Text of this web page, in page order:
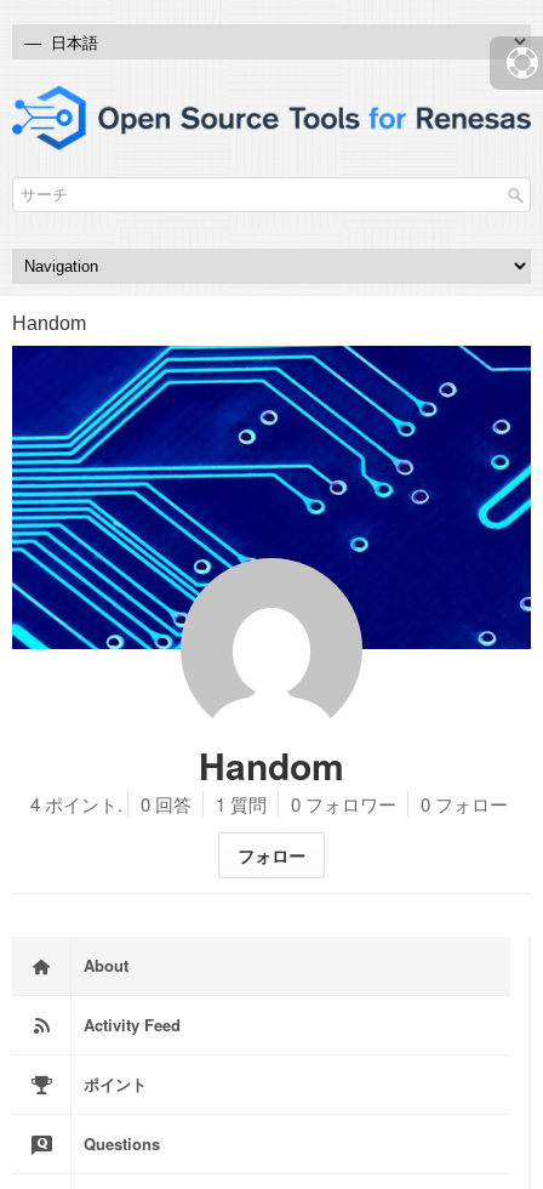
Handom
Handom
4 ポイント. 0 回答 1 質問 0 フォロワー 0 フォロー
フォロー
About
Activity Feed
ポイント
Questions